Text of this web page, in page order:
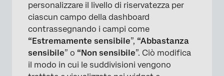
personalizzare il livello di riservatezza per
ciascun campo della dashboard
contrassegnando i campi come
“Estremamente sensibile”, “Abbastanza
sensibile” o “Non sensibile”. Ciò modifica
il modo in cui le suddivisioni vengono